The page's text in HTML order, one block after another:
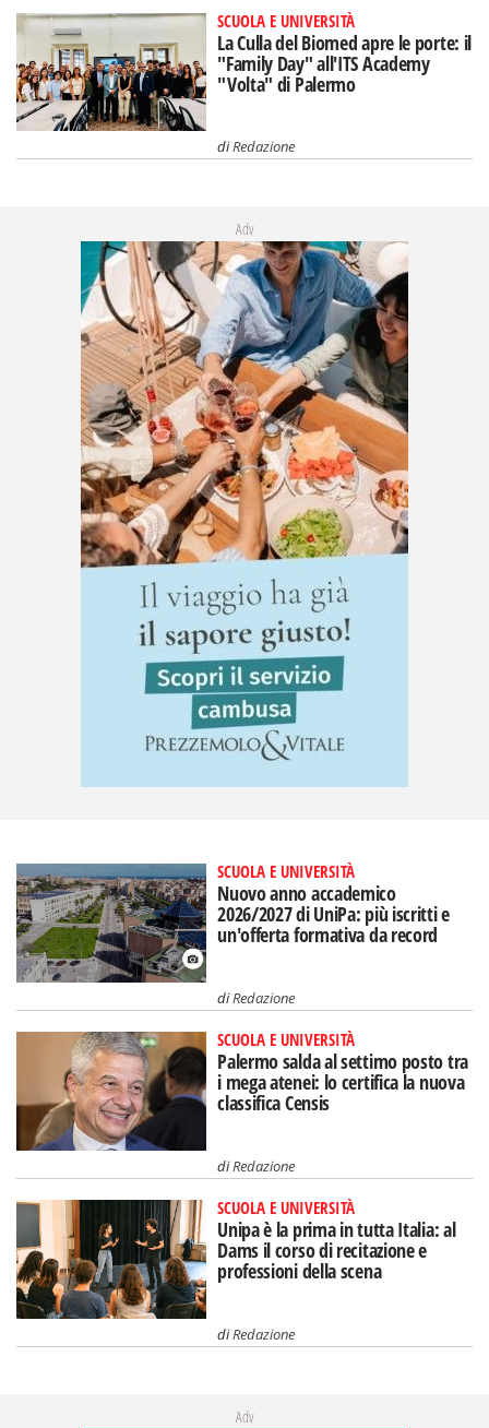
SCUOLA E UNIVERSITÀ
La Culla del Biomed apre le porte: il
"Family Day" all'ITS Academy
"Volta" di Palermo
diRedazione
Adv
SCUOLA E UNIVERSITÀ
Nuovo anno accademico
2026/2027 di UniPa: più iscritti e
un'offerta formativa da record
diRedazione
SCUOLA E UNIVERSITÀ
Palermo salda al settimo posto tra
i mega atenei: lo certifica la nuova
classifica Censis
diRedazione
SCUOLA E UNIVERSITÀ
Unipa è la prima in tutta Italia: al
Dams il corso di recitazione e
professioni della scena
diRedazione
Adv